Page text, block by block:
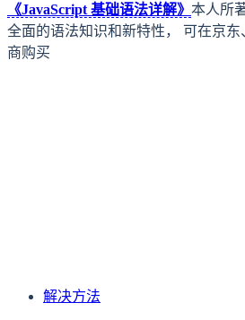
《JavaScript 基础语法详解》 本人所
全面的语法知识和新特性， 可在京
商购买
解决方法